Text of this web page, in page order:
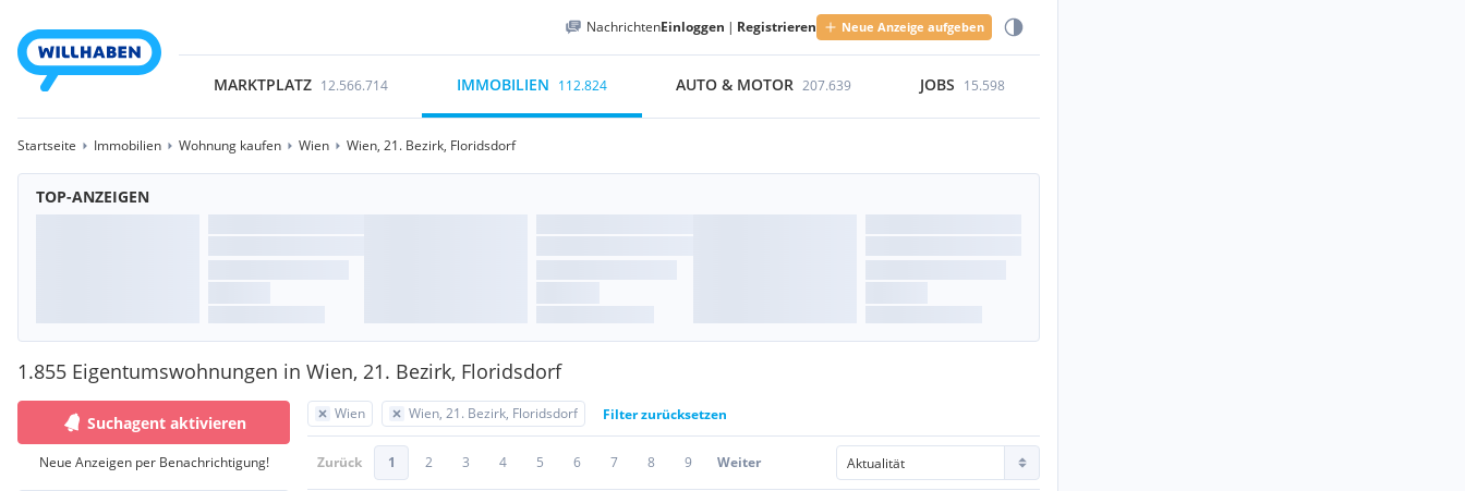
NachrichtenEinloggen | Registrieren Neue Anzeige aufgeben
MARKTPLATZ 12.566.714 IMMOBILIEN 112.824 AUTO & MOTOR 207.639 JOBS 15.598
Startseite Immobilien Wohnung kaufen Wien Wien, 21. Bezirk, Floridsdorf
TOP-ANZEIGEN
1.855 Eigentumswohnungen in Wien, 21. Bezirk, Floridsdorf
Suchagent aktivieren
Neue Anzeigen per Benachrichtigung!
Wien Wien, 21. Bezirk, Floridsdorf Filter zurücksetzen
Zurück 1 2 3 4 5 6 7 8 9 Weiter